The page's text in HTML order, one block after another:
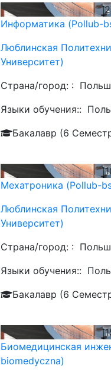
Информатика (Pollub-
Люблинская
Университет)
Страна/город: :
Языки обучения::
Бакалавр (6
Мехатроника (Pollub-
Люблинская
Университет)
Страна/город: :
Языки обучения::
Бакалавр (6
Биомедицинская
biomedyczna)